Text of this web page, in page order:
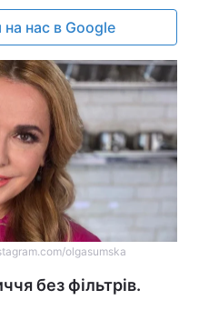
на нас в Google
olgasumska
без фільтрів.